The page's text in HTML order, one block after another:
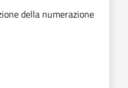
della numerazione